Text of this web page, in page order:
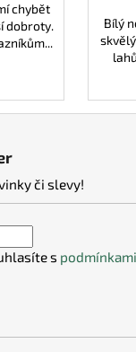
chybět
dobroty.
Bílý
či slevy!
s